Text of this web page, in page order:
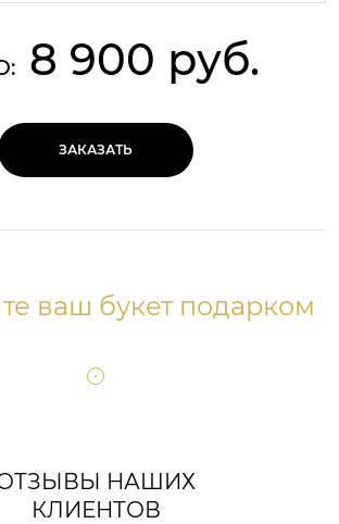
8 900 руб.
ЗАКАЗАТЬ
ваш букет подарком
НАШИХ
КЛИЕНТОВ